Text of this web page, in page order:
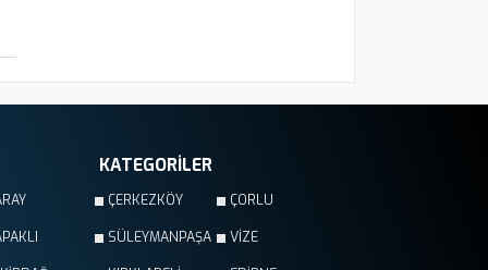
KATEGORİLER
ÇERKEZKÖY ÇORLU
SÜLEYMANPAŞA VİZE